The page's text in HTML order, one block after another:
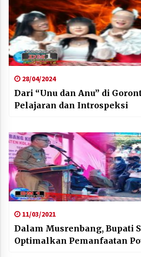
28/04/2024
Dari “Unu dan Anu” di
Pelajaran dan Introspeksi
11/03/2021
Dalam Musrenbang, Bupati
Optimalkan Pemanfaatan